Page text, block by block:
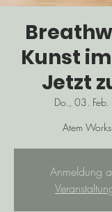
Kunst
Jetzt
Do., 03. Feb.
Atem
Anmeldung